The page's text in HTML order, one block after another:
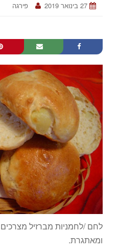
27 בינואר 2019 פירגה
לחם /לחמניות מברזיל
ומאתגרת.